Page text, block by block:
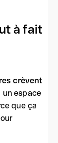
à fait
crèvent
un espace
que ça